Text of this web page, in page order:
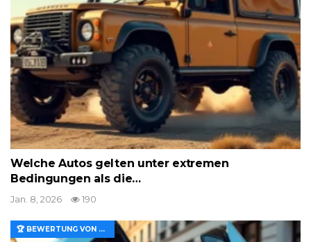
Welche Autos gelten unter extremen
Bedingungen als die…
Jan. 8, 2026 190
🏆 BEWERTUNG VON MERKMALEN UND WERT